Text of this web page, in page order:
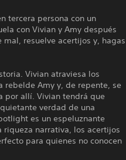
tercera persona con un
con Vivian y Amy después
resuelve acertijos y, hagas
Vivian atraviesa los
rebelde Amy y, de repente, se
por allí. Vivian tendrá que
verdad de una
es un espeluznante
narrativa, los acertijos
para quienes no conocen